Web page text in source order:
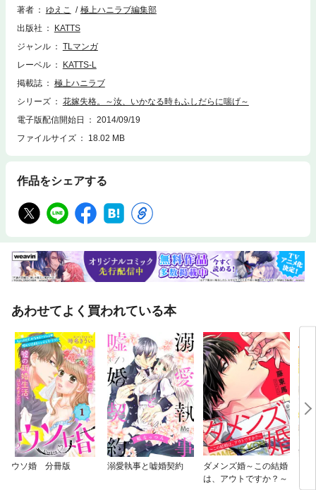
よぉ…！！ 林間学校のヒミツを知った晴臣は、心乃のもとに向かう
著者 ゆえこ
極上ハニラブ編集部
出版社
KATTS
ジャンル
TLマンガ
レーベル
KATTS-L
掲載誌
極上ハニラブ
シリーズ
花嫁失格。～汝、いかなる時もふしだらに喘げ～
電子版配信開始日
2014/09/19
ファイルサイズ
18.02 MB
作品をシェアする
あわせてよく買われている本
ウソ婚 分冊版 溺愛執事と嘘婚契約
ダメンズ婚～この結婚
は、アウトですか？～